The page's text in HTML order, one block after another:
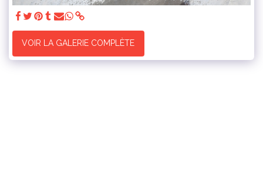
VOIR LA GALERIE COMPLÈTE